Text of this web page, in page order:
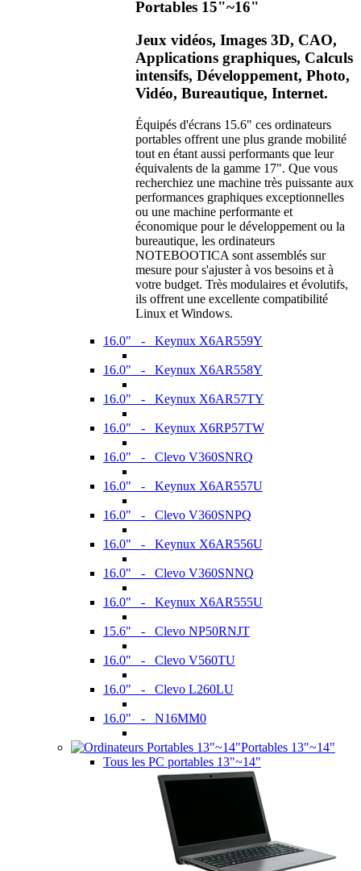
Portables 15"~16"
Jeux vidéos, Images 3D, CAO,
Applications graphiques, Calculs
intensifs, Développement, Photo,
Vidéo, Bureautique, Internet.
Équipés d'écrans 15.6" ces ordinateurs
portables offrent une plus grande mobilité
tout en étant aussi performants que leur
équivalents de la gamme 17". Que vous
recherchiez une machine très puissante aux
performances graphiques exceptionnelles
ou une machine performante et
économique pour le développement ou la
bureautique, les ordinateurs
NOTEBOOTICA sont assemblés sur
mesure pour s'ajuster à vos besoins et à
votre budget. Très modulaires et évolutifs,
ils offrent une excellente compatibilité
Linux et Windows.
16.0" - Keynux X6AR559Y
16.0" - Keynux X6AR558Y
16.0" - Keynux X6AR57TY
16.0" - Keynux X6RP57TW
16.0" - Clevo V360SNRQ
16.0" - Keynux X6AR557U
16.0" - Clevo V360SNPQ
16.0" - Keynux X6AR556U
16.0" - Clevo V360SNNQ
16.0" - Keynux X6AR555U
15.6" - Clevo NP50RNJT
16.0" - Clevo V560TU
16.0" - Clevo L260LU
16.0" - N16MM0
Portables 13"~14"
Tous les PC portables 13"~14"